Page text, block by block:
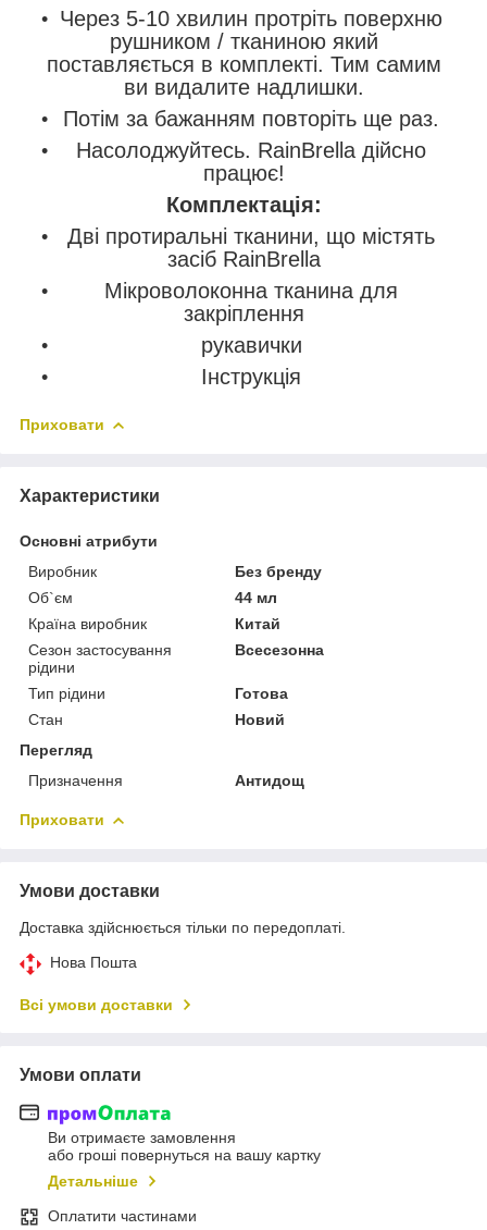
Через 5-10 хвилин протріть поверхню
рушником / тканиною який
поставляється в комплекті. Тим самим
ви видалите надлишки.
Потім за бажанням повторіть ще раз.
Насолоджуйтесь. RainBrella дійсно
працює!
Комплектація:
Дві протиральні тканини, що містять
засіб RainBrella
Мікроволоконна тканина для
закріплення
рукавички
Інструкція
Приховати
Характеристики
Основні атрибути
Виробник
Без бренду
Об`єм
44 мл
Країна виробник
Китай
Сезон застосування
рідини
Всесезонна
Тип рідини
Готова
Стан
Новий
Перегляд
Призначення
Антидощ
Приховати
Умови доставки
Доставка здійснюється тільки по передоплаті.
Нова Пошта
Всі умови доставки
Умови оплати
Ви отримаєте замовлення
або гроші повернуться на вашу картку
Детальніше
Оплатити частинами